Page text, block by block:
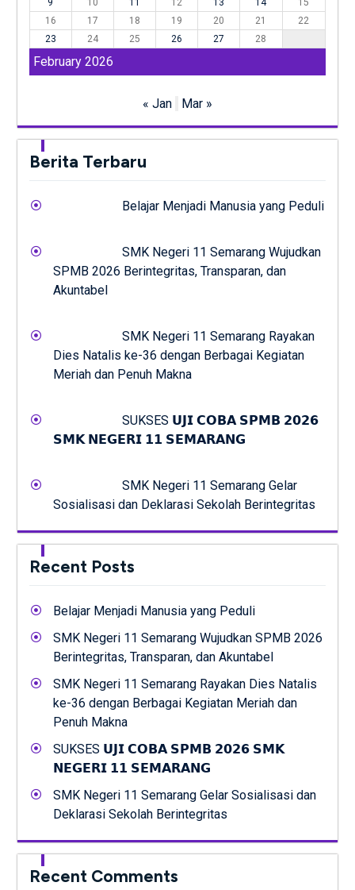
February 2026
16
17 18 19 20 21
22
23
24 25 26 27 28
« Jan Mar »
Berita Terbaru
Belajar Menjadi Manusia yang Peduli
SMK Negeri 11 Semarang Wujudkan
SPMB 2026 Berintegritas, Transparan, dan
Akuntabel
SMK Negeri 11 Semarang Rayakan
Dies Natalis ke-36 dengan Berbagai Kegiatan
Meriah dan Penuh Makna
SUKSES 𝗨𝗝𝗜 𝗖𝗢𝗕𝗔 𝗦𝗣𝗠𝗕 𝟮𝟬𝟮𝟲
𝗦𝗠𝗞 𝗡𝗘𝗚𝗘𝗥𝗜 𝟭𝟭 𝗦𝗘𝗠𝗔𝗥𝗔𝗡𝗚
SMK Negeri 11 Semarang Gelar
Sosialisasi dan Deklarasi Sekolah Berintegritas
Recent Posts
Belajar Menjadi Manusia yang Peduli
SMK Negeri 11 Semarang Wujudkan SPMB 2026
Berintegritas, Transparan, dan Akuntabel
SMK Negeri 11 Semarang Rayakan Dies Natalis
ke-36 dengan Berbagai Kegiatan Meriah dan
Penuh Makna
SUKSES 𝗨𝗝𝗜 𝗖𝗢𝗕𝗔 𝗦𝗣𝗠𝗕 𝟮𝟬𝟮𝟲 𝗦𝗠𝗞
𝗡𝗘𝗚𝗘𝗥𝗜 𝟭𝟭 𝗦𝗘𝗠𝗔𝗥𝗔𝗡𝗚
SMK Negeri 11 Semarang Gelar Sosialisasi dan
Deklarasi Sekolah Berintegritas
Recent Comments